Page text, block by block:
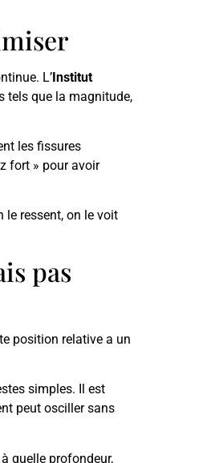
L’Institut
tels que la magnitude,
les fissures
fort » pour avoir
le ressent, on le voit
pas
position relative a un
simples. Il est
peut osciller sans
quelle profondeur,